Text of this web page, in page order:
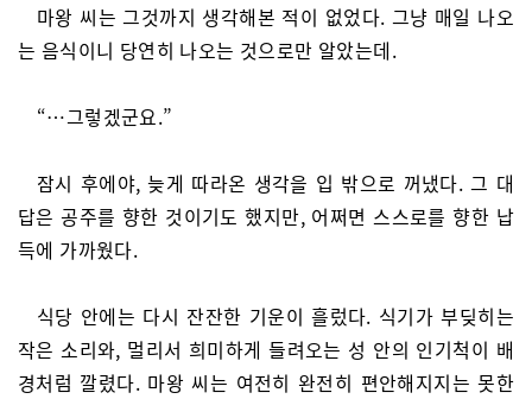
마왕 씨는 그것까지 생각해본 적이 없었다. 그냥 매일 나오
는 음식이니 당연히 나오는 것으로만 알았는데.
“…그렇겠군요.”
잠시 후에야, 늦게 따라온 생각을 입 밖으로 꺼냈다. 그 대
답은 공주를 향한 것이기도 했지만, 어쩌면 스스로를 향한 납
득에 가까웠다.
식당 안에는 다시 잔잔한 기운이 흘렀다. 식기가 부딪히는
작은 소리와, 멀리서 희미하게 들려오는 성 안의 인기척이 배
경처럼 깔렸다. 마왕 씨는 여전히 완전히 편안해지지는 못한